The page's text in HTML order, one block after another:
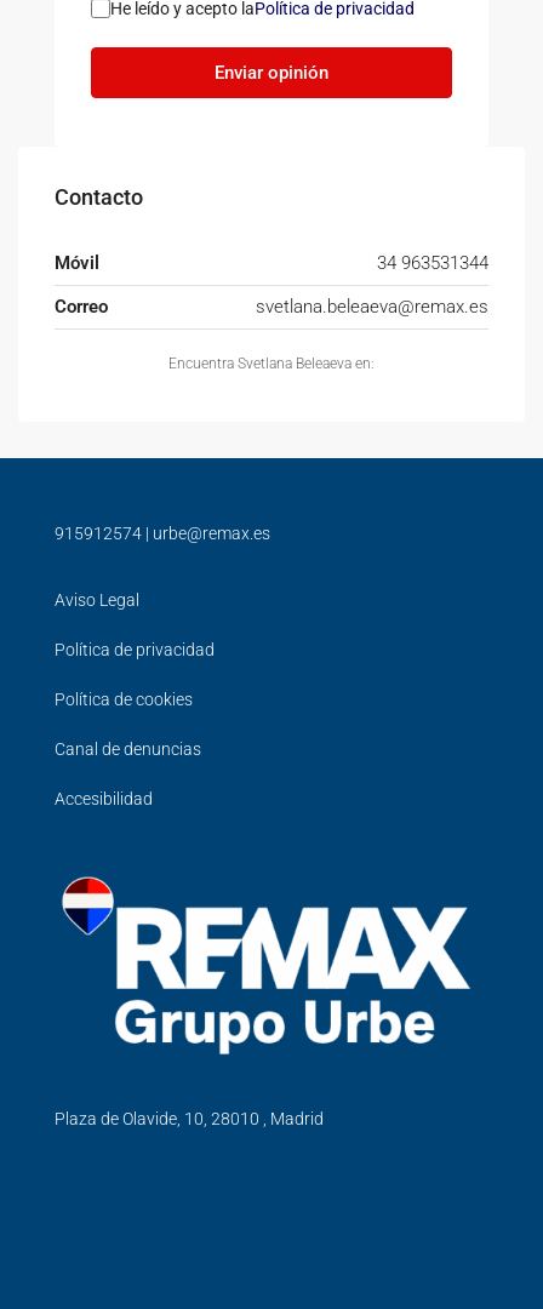
He leído y acepto laPolítica de privacidad
Enviar opinión
Contacto
Móvil
34 963531344
Correo
svetlana.beleaeva@remax.es
Encuentra Svetlana Beleaeva en:
915912574 | urbe@remax.es
Aviso Legal
Política de privacidad
Política de cookies
Canal de denuncias
Accesibilidad
Plaza de Olavide, 10, 28010 , Madrid